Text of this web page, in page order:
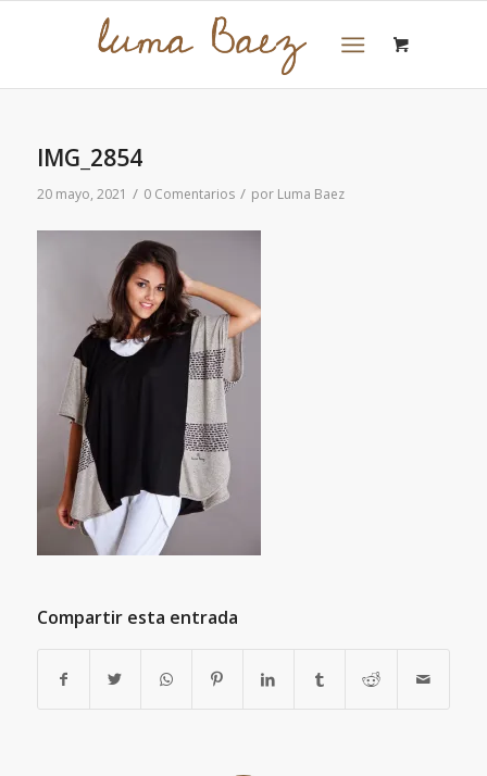
IMG_2854
20 mayo, 2021 / 0 Comentarios / por Luma Baez
Compartir esta entrada